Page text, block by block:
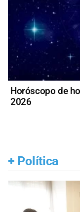
Horóscopo de
2026
+ Política